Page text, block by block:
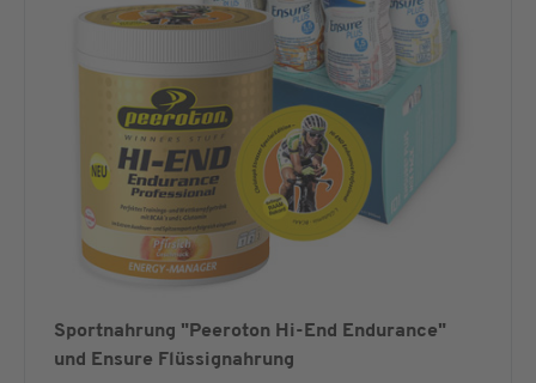
Sportnahrung "Peeroton Hi-End Endurance"
und Ensure Flüssignahrung